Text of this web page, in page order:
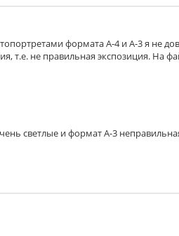
формата А-4 и А-3 я не
т.е. не правильная экспозиция. На
светлые и формат А-3